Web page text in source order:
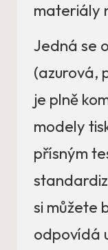
materiály
Jedná se
(azurová,
je plně
modely
přísným
si můžete
odpovídá